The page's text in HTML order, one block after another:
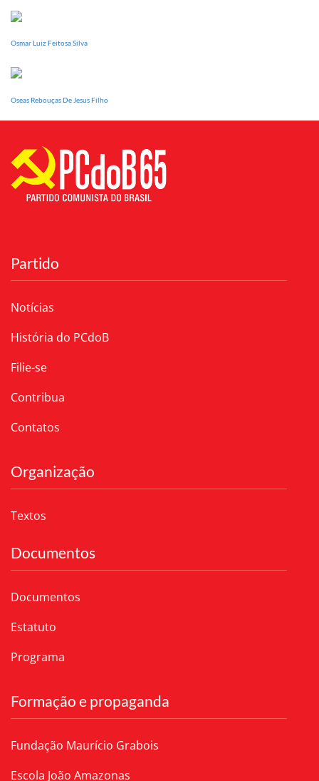
Osmar Luiz Feitosa Silva
Oseas Rebouças De Jesus Filho
Partido
Notícias
História do PCdoB
Filie-se
Contribua
Contatos
Organização
Textos
Documentos
Documentos
Estatuto
Programa
Formação e propaganda
Fundação Maurício Grabois
Escola João Amazonas